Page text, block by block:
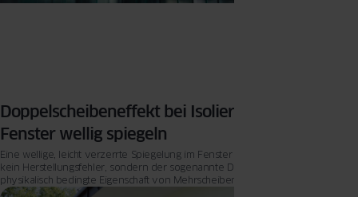
Doppelscheibeneffekt bei Isolierglas: Warum
Fenster wellig spiegeln
Eine wellige, leicht verzerrte Spiegelung im Fenster ist in den meisten Fällen
kein Herstellungsfehler, sondern der sogenannte Doppelscheibeneffekt – eine
physikalisch bedingte Eigenschaft von Mehrscheiben-Isolierglas.